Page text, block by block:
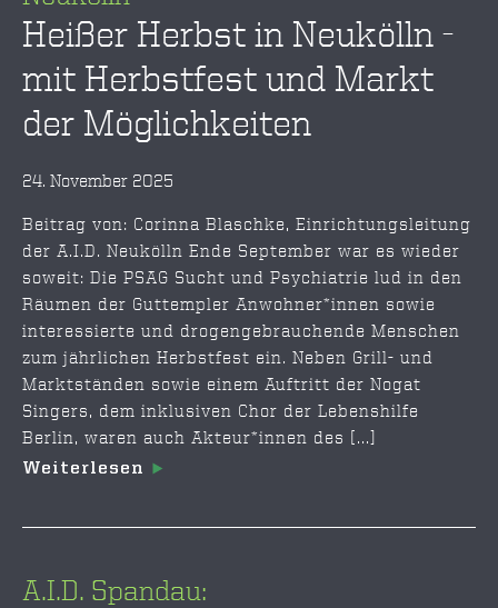
Heißer Herbst in Neukölln -
mit Herbstfest und Markt
der Möglichkeiten
24. November 2025
Beitrag von: Corinna Blaschke, Einrichtungsleitung
der A.I.D. Neukölln Ende September war es wieder
soweit: Die PSAG Sucht und Psychiatrie lud in den
Räumen der Guttempler Anwohner*innen sowie
interessierte und drogengebrauchende Menschen
zum jährlichen Herbstfest ein. Neben Grill- und
Marktständen sowie einem Auftritt der Nogat
Singers, dem inklusiven Chor der Lebenshilfe
Berlin, waren auch Akteur*innen des [...]
Weiterlesen
A.I.D. Spandau: